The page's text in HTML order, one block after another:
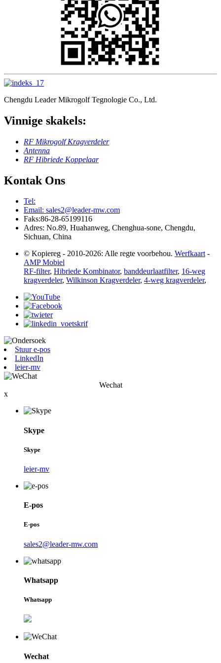
Chengdu Leader Mikrogolf Tegnologie Co., Ltd.
Vinnige skakels:
RF Mikrogolf Kragverdeler
Antenna
RF Hibriede Koppelaar
Kontak Ons
Tel:
Email: sales2@leader-mw.com
Faks:86-28-65199116
Adres: No.89, Huahanweg, Chenghua-sone, Chengdu,
Sichuan, China
© Kopiereg - 2010-2026: Alle regte voorbehou. Werfkaart-
AMP Mobiel
RF-filter, Hibriede Kombinator, banddeurlaatfilter, 16-weg
kragverdeler, Wilkinson Kragverdeler, 4-weg kragverdeler,
Stuur e-pos
LinkedIn
leier-mv
Wechat
x
Skype
Skype
leier-mv
E-pos
E-pos
sales2@leader-mw.com
Whatsapp
Whatsapp
Wechat